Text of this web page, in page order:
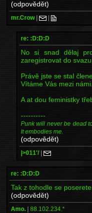
(odpovědět)
mr.Crow| |
re: :D:D:D
No si snad dělaj
zaregistrovat do
Právě jste se stal
Vítáme Vás mezi
A at dou feministky
----------
Punk will never be dead
It embodies me.
(odpovědět)
|>011'/|
re: :D:D:D
Tak z tohodle se
(odpovědět)
Amo. | 88.102.234.*